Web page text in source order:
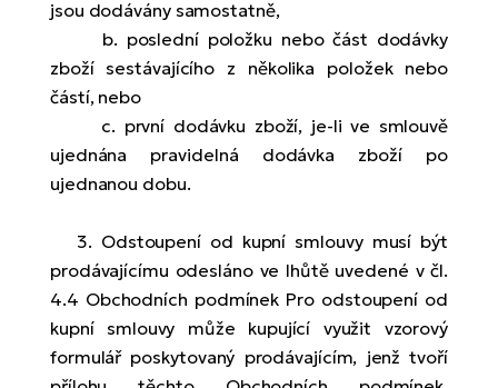
jsou dodávány samostatně,
b. poslední položku nebo část dodávky
zboží sestávajícího z několika položek nebo
částí, nebo
c. první dodávku zboží, je-li ve smlouvě
ujednána pravidelná dodávka zboží po
ujednanou dobu.
3. Odstoupení od kupní smlouvy musí být
prodávajícímu odesláno ve lhůtě uvedené v čl.
4.4 Obchodních podmínek Pro odstoupení od
kupní smlouvy může kupující využit vzorový
formulář poskytovaný prodávajícím, jenž tvoří